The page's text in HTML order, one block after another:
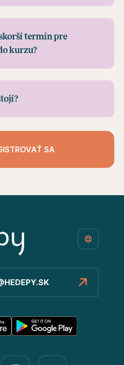
termín pre
kurzu?
SA